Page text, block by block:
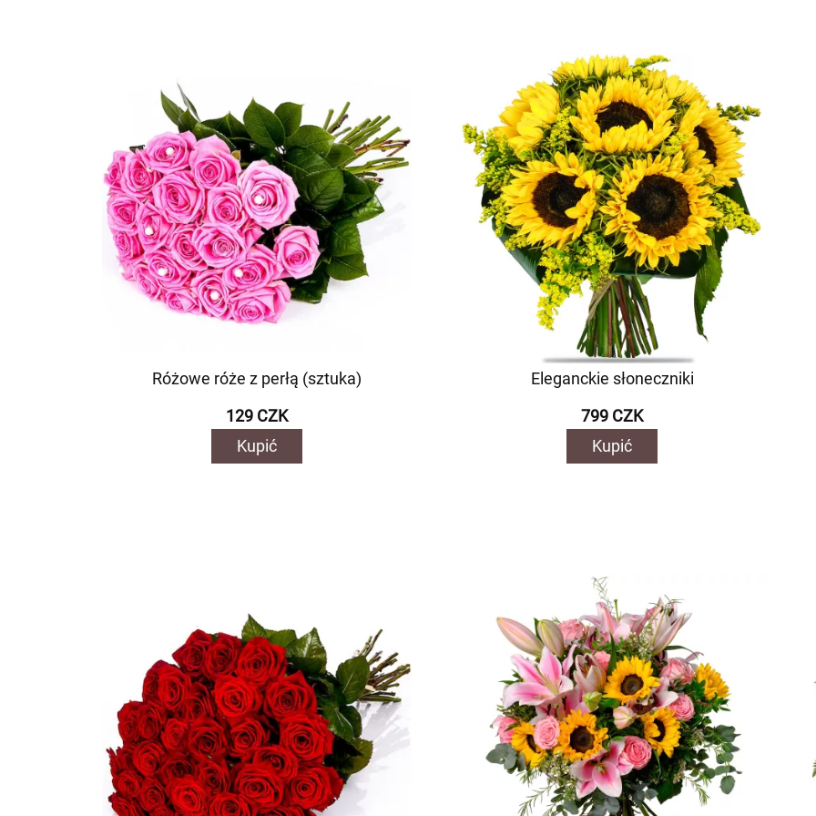
Różowe róże z perłą (sztuka)
129 CZK
Kupić
Eleganckie słoneczniki
799 CZK
Kupić